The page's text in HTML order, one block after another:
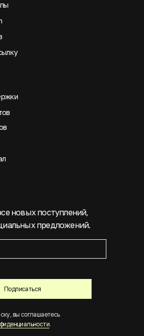
Подписаться
новых поступлений,
предложений.
вы соглашаетесь
.